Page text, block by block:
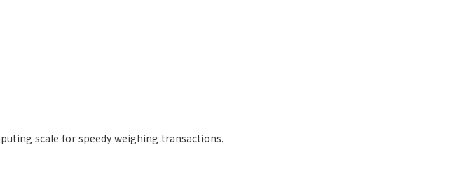
scale for speedy weighing transactions.